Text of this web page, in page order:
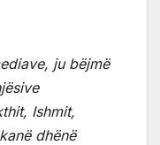
ju bëjmë
Ishmit,
dhënë